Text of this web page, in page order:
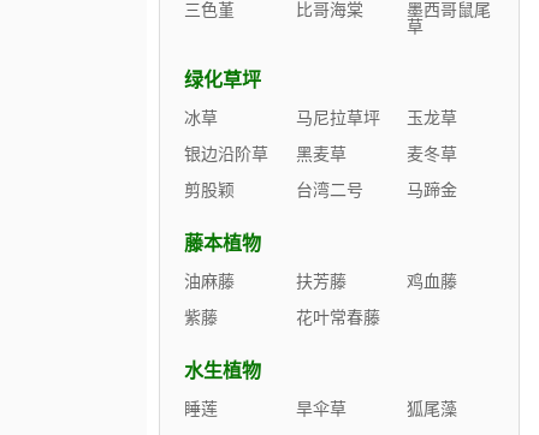
三色堇
比哥海棠
墨西哥鼠尾
草
绿化草坪
冰草 马尼拉草坪
玉龙草
银边沿阶草
黑麦草
麦冬草
剪股颖
台湾二号 马蹄金
藤本植物
油麻藤 扶芳藤
鸡血藤
紫藤
花叶常春藤
水生植物
睡莲 旱伞草
狐尾藻